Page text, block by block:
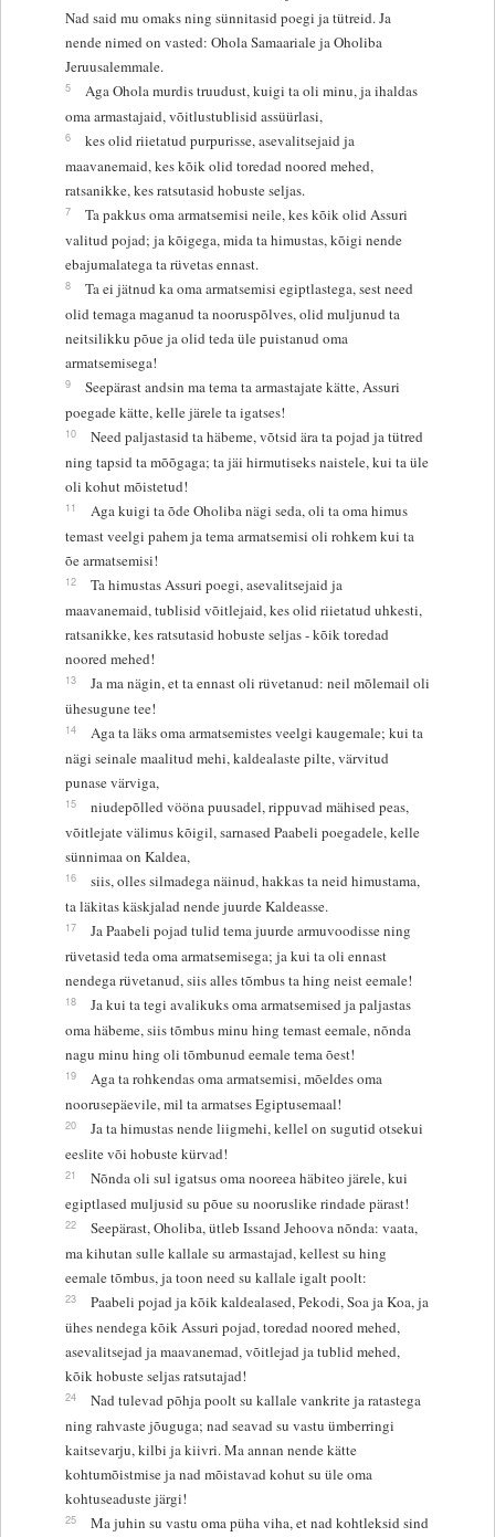
Nad said mu omaks ning sünnitasid poegi ja tütreid. Ja
nende nimed on vasted: Ohola Samaariale ja Oholiba
Jeruusalemmale.
5
Aga Ohola murdis truudust, kuigi ta oli minu, ja ihaldas
oma armastajaid, võitlustublisid assüürlasi,
6
kes olid riietatud purpurisse, asevalitsejaid ja
maavanemaid, kes kõik olid toredad noored mehed,
ratsanikke, kes ratsutasid hobuste seljas.
7
Ta pakkus oma armatsemisi neile, kes kõik olid Assuri
valitud pojad; ja kõigega, mida ta himustas, kõigi nende
ebajumalatega ta rüvetas ennast.
8
Ta ei jätnud ka oma armatsemisi egiptlastega, sest need
olid temaga maganud ta nooruspõlves, olid muljunud ta
neitsilikku põue ja olid teda üle puistanud oma
armatsemisega!
9
Seepärast andsin ma tema ta armastajate kätte, Assuri
poegade kätte, kelle järele ta igatses!
10
Need paljastasid ta häbeme, võtsid ära ta pojad ja tütred
ning tapsid ta mõõgaga; ta jäi hirmutiseks naistele, kui ta üle
oli kohut mõistetud!
11
Aga kuigi ta õde Oholiba nägi seda, oli ta oma himus
temast veelgi pahem ja tema armatsemisi oli rohkem kui ta
õe armatsemisi!
12
Ta himustas Assuri poegi, asevalitsejaid ja
maavanemaid, tublisid võitlejaid, kes olid riietatud uhkesti,
ratsanikke, kes ratsutasid hobuste seljas - kõik toredad
noored mehed!
13
Ja ma nägin, et ta ennast oli rüvetanud: neil mõlemail oli
ühesugune tee!
14
Aga ta läks oma armatsemistes veelgi kaugemale; kui ta
nägi seinale maalitud mehi, kaldealaste pilte, värvitud
punase värviga,
15
niudepõlled vööna puusadel, rippuvad mähised peas,
võitlejate välimus kõigil, sarnased Paabeli poegadele, kelle
sünnimaa on Kaldea,
16
siis, olles silmadega näinud, hakkas ta neid himustama,
ta läkitas käskjalad nende juurde Kaldeasse.
17
Ja Paabeli pojad tulid tema juurde armuvoodisse ning
rüvetasid teda oma armatsemisega; ja kui ta oli ennast
nendega rüvetanud, siis alles tõmbus ta hing neist eemale!
18
Ja kui ta tegi avalikuks oma armatsemised ja paljastas
oma häbeme, siis tõmbus minu hing temast eemale, nõnda
nagu minu hing oli tõmbunud eemale tema õest!
19
Aga ta rohkendas oma armatsemisi, mõeldes oma
noorusepäevile, mil ta armatses Egiptusemaal!
20
Ja ta himustas nende liigmehi, kellel on sugutid otsekui
eeslite või hobuste kürvad!
21
Nõnda oli sul igatsus oma nooreea häbiteo järele, kui
egiptlased muljusid su põue su nooruslike rindade pärast!
22
Seepärast, Oholiba, ütleb Issand Jehoova nõnda: vaata,
ma kihutan sulle kallale su armastajad, kellest su hing
eemale tõmbus, ja toon need su kallale igalt poolt:
23
Paabeli pojad ja kõik kaldealased, Pekodi, Soa ja Koa, ja
ühes nendega kõik Assuri pojad, toredad noored mehed,
asevalitsejad ja maavanemad, võitlejad ja tublid mehed,
kõik hobuste seljas ratsutajad!
24
Nad tulevad põhja poolt su kallale vankrite ja ratastega
ning rahvaste jõuguga; nad seavad su vastu ümberringi
kaitsevarju, kilbi ja kiivri. Ma annan nende kätte
kohtumõistmise ja nad mõistavad kohut su üle oma
kohtuseaduste järgi!
25 Ma juhin su vastu oma püha viha, et nad kohtleksid sind